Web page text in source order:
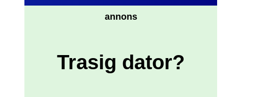
annons
Trasig dator?